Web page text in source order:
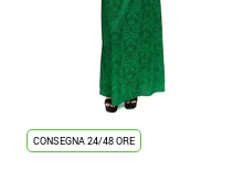
CONSEGNA 24/48 ORE